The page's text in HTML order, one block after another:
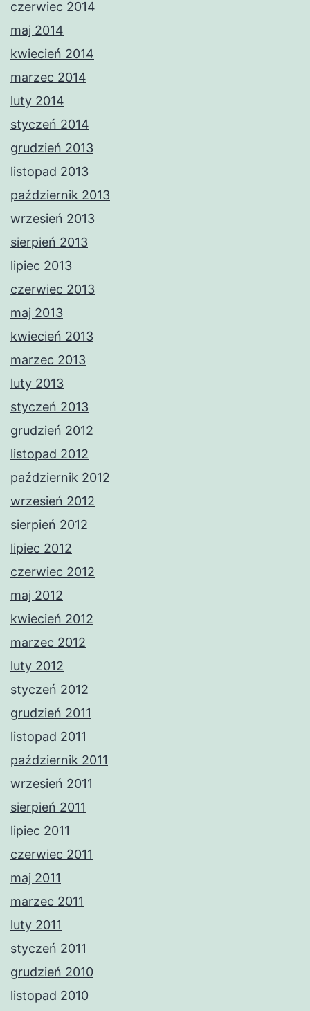
czerwiec 2014
maj 2014
kwiecień 2014
marzec 2014
luty 2014
styczeń 2014
grudzień 2013
listopad 2013
październik 2013
wrzesień 2013
sierpień 2013
lipiec 2013
czerwiec 2013
maj 2013
kwiecień 2013
marzec 2013
luty 2013
styczeń 2013
grudzień 2012
listopad 2012
październik 2012
wrzesień 2012
sierpień 2012
lipiec 2012
czerwiec 2012
maj 2012
kwiecień 2012
marzec 2012
luty 2012
styczeń 2012
grudzień 2011
listopad 2011
październik 2011
wrzesień 2011
sierpień 2011
lipiec 2011
czerwiec 2011
maj 2011
marzec 2011
luty 2011
styczeń 2011
grudzień 2010
listopad 2010